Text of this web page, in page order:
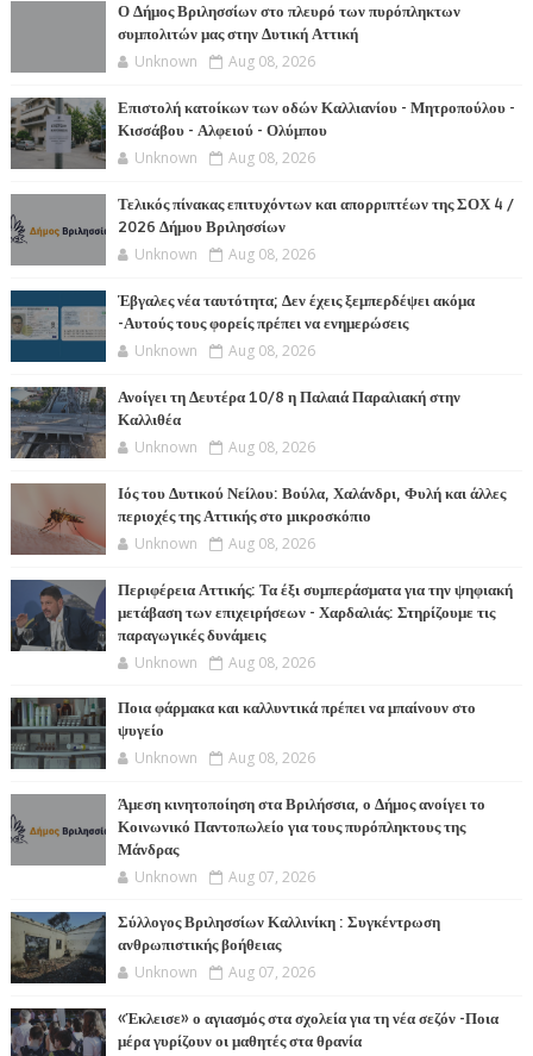
Ο Δήμος Βριλησσίων στο πλευρό των πυρόπληκτων
συμπολιτών μας στην Δυτική Αττική
Unknown Aug 08, 2026
Επιστολή κατοίκων των οδών Καλλιανίου - Μητροπούλου -
Κισσάβου - Αλφειού - Ολύμπου
Unknown Aug 08, 2026
Τελικός πίνακας επιτυχόντων και απορριπτέων της ΣΟΧ 4 /
2026 Δήμου Βριλησσίων
Unknown Aug 08, 2026
Έβγαλες νέα ταυτότητα; Δεν έχεις ξεμπερδέψει ακόμα
-Αυτούς τους φορείς πρέπει να ενημερώσεις
Unknown Aug 08, 2026
Ανοίγει τη Δευτέρα 10/8 η Παλαιά Παραλιακή στην
Καλλιθέα
Unknown Aug 08, 2026
Ιός του Δυτικού Νείλου: Βούλα, Χαλάνδρι, Φυλή και άλλες
περιοχές της Αττικής στο μικροσκόπιο
Unknown Aug 08, 2026
Περιφέρεια Αττικής: Τα έξι συμπεράσματα για την ψηφιακή
μετάβαση των επιχειρήσεων - Χαρδαλιάς: Στηρίζουμε τις
παραγωγικές δυνάμεις
Unknown Aug 08, 2026
Ποια φάρμακα και καλλυντικά πρέπει να μπαίνουν στο
ψυγείο
Unknown Aug 08, 2026
Άμεση κινητοποίηση στα Βριλήσσια, ο Δήμος ανοίγει το
Κοινωνικό Παντοπωλείο για τους πυρόπληκτους της
Μάνδρας
Unknown Aug 07, 2026
Σύλλογος Βριλησσίων Καλλινίκη : Συγκέντρωση
ανθρωπιστικής βοήθειας
Unknown Aug 07, 2026
«Έκλεισε» ο αγιασμός στα σχολεία για τη νέα σεζόν -Ποια
μέρα γυρίζουν οι μαθητές στα θρανία